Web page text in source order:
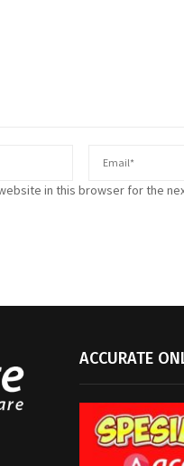
in this browser for the
ACCURATE